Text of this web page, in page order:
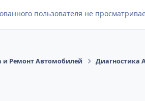
пользователя не
и Ремонт Автомобилей Диагностика